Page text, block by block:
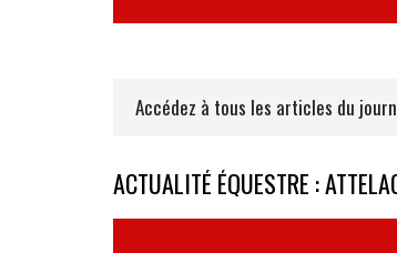
Accédez à tous les articles du
ACTUALITÉ ÉQUESTRE :